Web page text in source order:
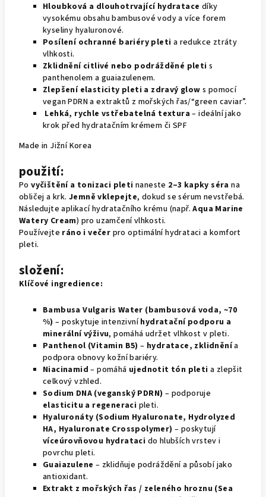
Hloubková a dlouhotrvající hydratace díky
vysokému obsahu bambusové vody a více forem
kyseliny hyaluronové.
Posílení ochranné bariéry pleti a redukce ztráty
vlhkosti.
Zklidnění citlivé nebo podrážděné pleti s
panthenolem a guaiazulenem.
Zlepšení elasticity pleti a zdravý glow s pomocí
vegan PDRN a extraktů z mořských řas/“green caviar”.
Lehká, rychle vstřebatelná textura – ideální jako
krok před hydratačním krémem či SPF
Made in Jižní Korea
použití:
Povyčištění a tonizaci pleti naneste 2–3 kapky séra na
obličej a krk.Jemně vklepejte, dokud se sérum nevstřebá.
Následujte aplikací hydratačního krému (např.Aqua Marine
Watery Cream) pro uzamčení vlhkosti.
Používejte ráno i večer pro optimální hydrataci a komfort
pleti.
složení:
Klíčové ingredience:
Bambusa Vulgaris Water (bambusová voda, ~70
%) – poskytuje intenzivníhydratační podporu a
minerální výživu, pomáhá udržet vlhkost v pleti.
Panthenol (Vitamin B5) – hydratace, zklidněnía
podpora obnovy kožní bariéry.
Niacinamid – pomáhá ujednotit tón pleti a zlepšit
celkový vzhled.
Sodium DNA (veganský PDRN) – podporuje
elasticitu a regeneraci pleti.
Hyaluronáty (Sodium Hyaluronate, Hydrolyzed
HA, Hyaluronate Crosspolymer) – poskytují
víceúrovňovou hydrataci do hlubších vrstev i
povrchu pleti.
Guaiazulene – zklidňuje podráždění a působí jako
antioxidant.
Extrakt z mořských řas / zeleného hroznu (Sea